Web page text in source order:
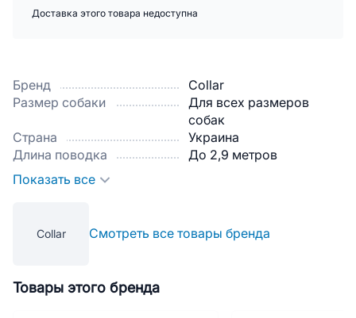
Бренд
Collar
Размер собаки
Для всех размеров
собак
Страна
Украина
Длина поводка
До 2,9 метров
Показать все
Collar Смотреть все товары бренда
Доставка этого товара недоступна
Товары этого бренда